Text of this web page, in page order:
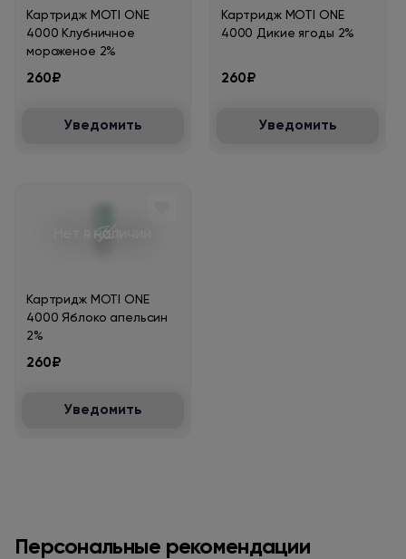
Картридж MOTI ONE
4000 Клубничное
мороженое 2%
260₽
Уведомить
Картридж MOTI ONE
4000 Дикие ягоды 2%
260₽
Уведомить
Нет в наличии
Картридж MOTI ONE
4000 Яблоко апельсин
2%
260₽
Уведомить
Персональные рекомендации